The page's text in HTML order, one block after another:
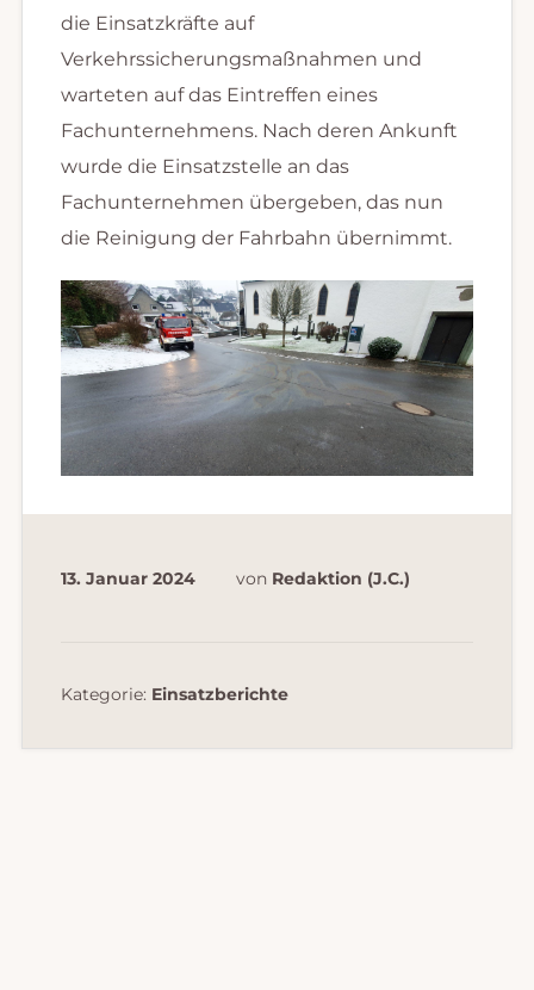
die Einsatzkräfte auf
Verkehrssicherungsmaßnahmen und
warteten auf das Eintreffen eines
Fachunternehmens. Nach deren Ankunft
wurde die Einsatzstelle an das
Fachunternehmen übergeben, das nun
die Reinigung der Fahrbahn übernimmt.
13. Januar 2024 von Redaktion (J.C.)
Kategorie: Einsatzberichte